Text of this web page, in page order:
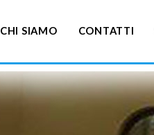
CHI SIAMO CONTATTI